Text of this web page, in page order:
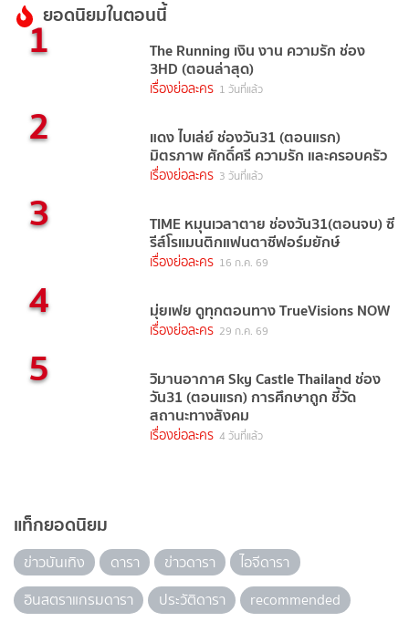
ยอดนิยมในตอนนี้
1 The Running เงิน งาน ความรัก ช่อง
3HD (ตอนล่าสุด)
เรื่องย่อละคร 1 วันที่แล้ว
2 แดง ไบเล่ย์ ช่องวัน31 (ตอนแรก)
มิตรภาพ ศักดิ์ศรี ความรัก และครอบครัว
เรื่องย่อละคร 3 วันที่แล้ว
3 TIME หมุนเวลาตาย ช่องวัน31(ตอนจบ) ซี
รีส์โรแมนติกแฟนตาซีฟอร์มยักษ์
เรื่องย่อละคร 16 ก.ค. 69
4 มุ่ยเฟย ดูทุกตอนทาง TrueVisions NOW
เรื่องย่อละคร 29 ก.ค. 69
5 วิมานอากาศ Sky Castle Thailand ช่อง
วัน31 (ตอนแรก) การศึกษาถูก ชี้วัด
สถานะทางสังคม
เรื่องย่อละคร 4 วันที่แล้ว
แท็กยอดนิยม
ข่าวบันเทิง ดารา ข่าวดารา
ไอจีดารา
อินสตราแกรมดารา
ประวัติดารา
recommended